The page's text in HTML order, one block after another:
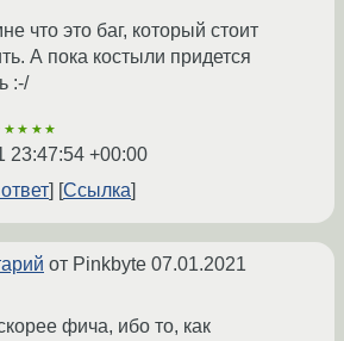
что это баг, который стоит
А пока костыли придется
:-/
23:47:54 +00:00
Ссылка
от Pinkbyte 07.01.2021
фича, ибо то, как